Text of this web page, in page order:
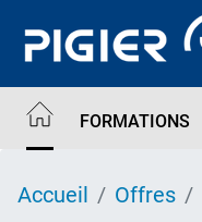
contenu
FORMATIONS
Accueil Offres